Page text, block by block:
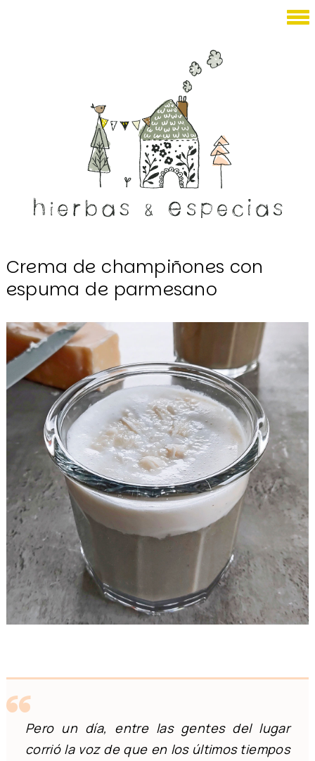
Crema de champiñones con
espuma de parmesano
Pero un día, entre las gentes del lugar
corrió la voz de que en los últimos tiempos